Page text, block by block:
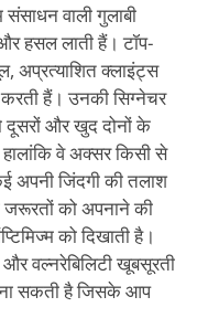
वाली गुलाबी
हसल लाती हैं। टॉप-
क्लाइंट्स
हैं। उनकी सिग्नेचर
और खुद दोनों के
वे अक्सर किसी से
अपनी जिंदगी की तलाश
जरूरतों को अपनाने की
को दिखाती है।
और वल्नरेबिलिटी खूबसूरती
सकती है जिसके आप